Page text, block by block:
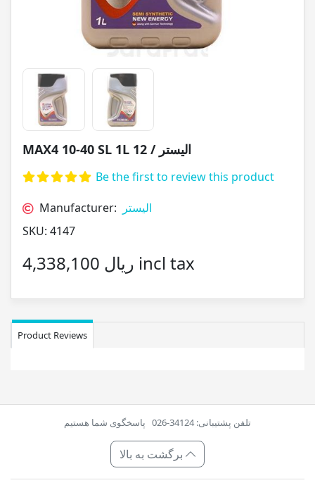
MAX4 10-40 SL 1L الیستر / 12
Be the first to review this product
Manufacturer:
الیستر
SKU: 4147
4,338,100 ریال incl tax
Product Reviews
تلفن پشتیبانی: 34124-026 پاسخگوی شما هستیم